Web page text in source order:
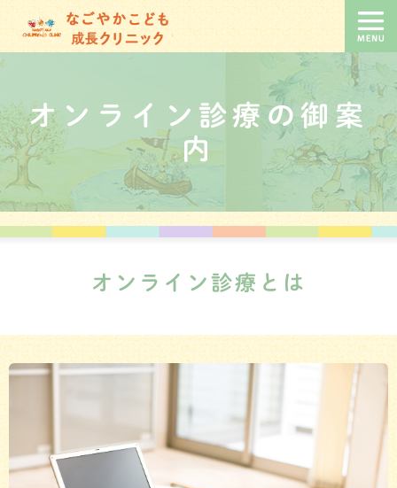
オンライン診療の御案
内
オンライン診療とは